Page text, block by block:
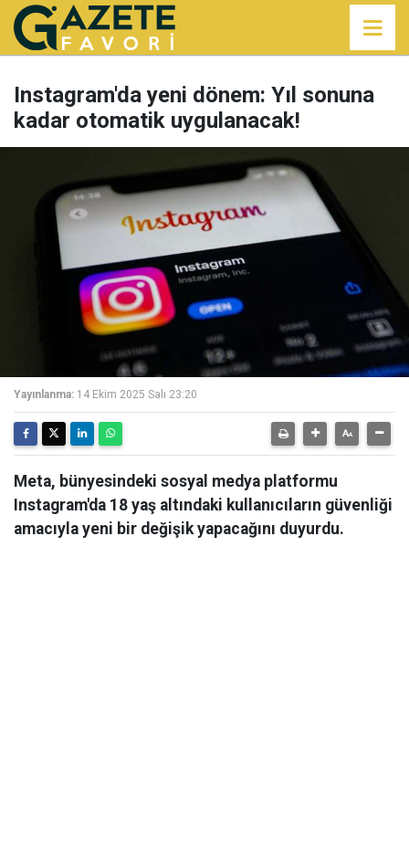
Instagram'da yeni dönem: Yıl sonuna
kadar otomatik uygulanacak!
Yayınlanma: 14 Ekim 2025 Salı 23:20
Meta, bünyesindeki sosyal medya platformu
Instagram'da 18 yaş altındaki kullanıcıların güvenliği
amacıyla yeni bir değişik yapacağını duyurdu.